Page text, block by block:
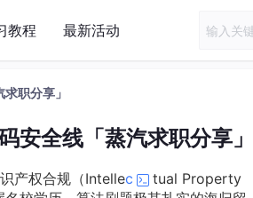
教程 最新活动
职分享」
安全线「蒸汽求职分享」
产权合规（Intellec
tual Property